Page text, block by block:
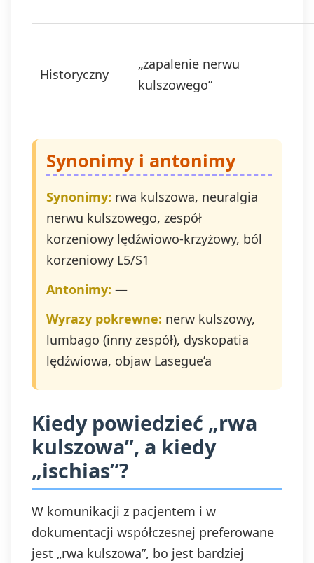
1 lit. a. RODO.
przechowywane o
momentu
wycofania zgody.
usunięcia,
ograniczenia
prawo do
przenoszenia
danych, prawo do
wniesienia
do organu
nadzorczego. Masz
prawo wycofać
swoją zgodę w
zgodność z
prawem
przetwarzania,
wycofaniem.
Wycofanie zgody
jest możliwe
poprzez kontakt z
Historyczny
„zapalenie nerwu
kulszowego”
Synonimy i antonimy
Synonimy: rwa kulszowa, neuralgia
nerwu kulszowego, zespół
korzeniowy lędźwiowo-krzyżowy, ból
korzeniowy L5/S1
Antonimy: —
Wyrazy pokrewne: nerw kulszowy,
lumbago (inny zespół), dyskopatia
lędźwiowa, objaw Lasegue’a
Kiedy powiedzieć „rwa
kulszowa”, a kiedy
„ischias”?
W komunikacji z pacjentem i w
dokumentacji współczesnej preferowane
jest „rwa kulszowa”, bo jest bardziej